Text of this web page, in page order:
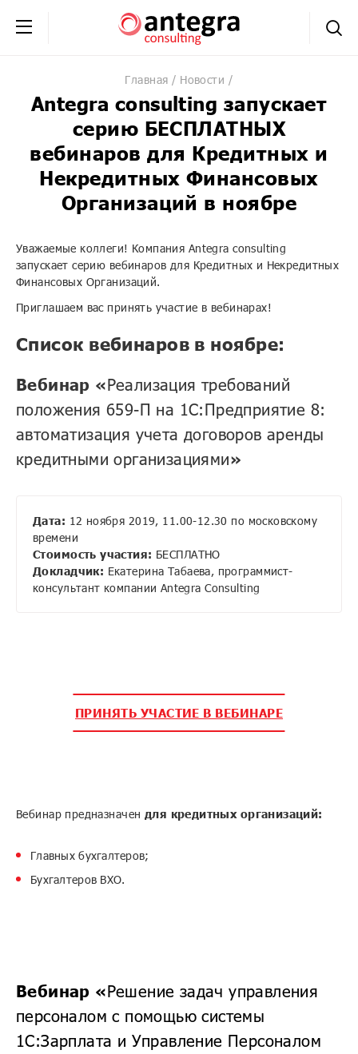
+7 (495) 230-20-02
обратная связь
Главная Новости
Antegra consulting запускает
серию БЕСПЛАТНЫХ
вебинаров для Кредитных и
Некредитных Финансовых
Организаций в ноябре
Уважаемые коллеги! Компания Antegra consulting
запускает серию вебинаров для Кредитных и Некредитных
Финансовых Организаций.
Приглашаем вас принять участие в вебинарах!
Список вебинаров в ноябре:
Вебинар «Реализация требований
положения 659-П на 1С:Предприятие 8:
автоматизация учета договоров аренды
кредитными организациями»
Дата: 12 ноября 2019, 11.00-12.30 по московскому
времени
Стоимость участия: БЕСПЛАТНО
Докладчик: Екатерина Табаева, программист-
консультант компании Antegra Consulting
ПРИНЯТЬ УЧАСТИЕ В ВЕБИНАРЕ
Вебинар предназначен для кредитных организаций:
Главных бухгалтеров;
Бухгалтеров ВХО.
Вебинар «Решение задач управления
персоналом с помощью системы
1С:Зарплата и Управление Персоналом